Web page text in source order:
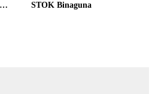
STOK Binaguna